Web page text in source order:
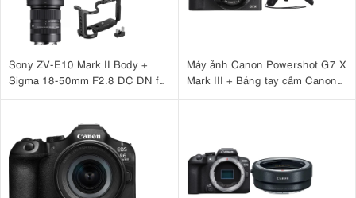
Sony ZV-E10 Mark II Body +
Sigma 18-50mm F2.8 DC DN for
Máy ảnh Canon Powershot G7 X
Mark III + Báng tay cầm Canon